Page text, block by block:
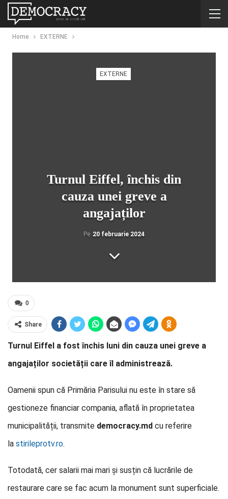
Home EXTERNE
EXTERNE
Turnul Eiffel, închis din
cauza unei greve a
angajaților
Pe 20 februarie 2024
0
Share
Turnul Eiffel a fost închis luni din cauza unei greve a
angajaților societății care îl administrează.
Oamenii spun că Primăria Parisului nu este în stare să
gestioneze financiar compania, aflată în proprietatea
municipalității, transmite democracy.md cu referire
la stirileprotv.ro.
Totodată, cer salarii mai mari și susțin că lucrările de
restaurare care se fac acum la monument sunt superficiale.